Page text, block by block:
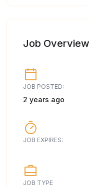
Job Overview
JOB POSTED:
2 years ago
JOB EXPIRES:
JOB TYPE